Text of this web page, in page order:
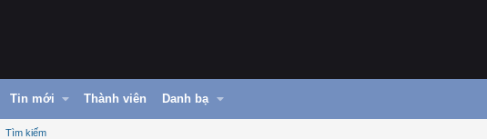
Tin mới Thành viên Danh bạ
Tìm kiếm